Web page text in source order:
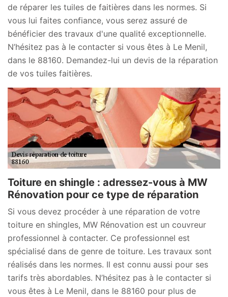
de réparer les tuiles de faitières dans les normes. Si
vous lui faites confiance, vous serez assuré de
bénéficier des travaux d'une qualité exceptionnelle.
N’hésitez pas à le contacter si vous êtes à Le Menil,
dans le 88160. Demandez-lui un devis de la réparation
de vos tuiles faitières.
Toiture en shingle : adressez-vous à MW
Rénovation pour ce type de réparation
Si vous devez procéder à une réparation de votre
toiture en shingles, MW Rénovation est un couvreur
professionnel à contacter. Ce professionnel est
spécialisé dans de genre de toiture. Les travaux sont
réalisés dans les normes. Il est connu aussi pour ses
tarifs très abordables. N’hésitez pas à le contacter si
vous êtes à Le Menil, dans le 88160 pour plus de